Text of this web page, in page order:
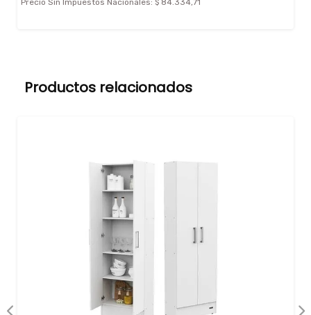
Precio Sin Impuestos Nacionales: $ 84.334,71
Productos relacionados